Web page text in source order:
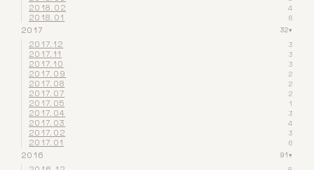
2018.02 4
2018.01 6
2017 32▾
2017.12 3
2017.11 3
2017.10 3
2017.09 2
2017.08 2
2017.07 2
2017.05 1
2017.04 3
2017.03 4
2017.02 3
2017.01 6
2016 91▾